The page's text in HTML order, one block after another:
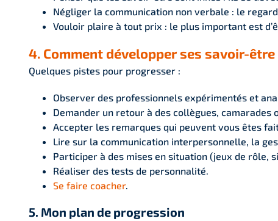
Négliger la communication non verbale : le
Vouloir plaire à tout prix : le plus important est
4. Comment développer ses savoir-être
Quelques pistes pour progresser :
Observer des professionnels expérimentés et
Demander un retour à des collègues,
Accepter les remarques qui peuvent vous êtes
Lire sur la communication interpersonnelle, la
Participer à des mises en situation (jeux de rôle,
Réaliser des tests de personnalité.
Se faire coacher.
5. Mon plan de progression